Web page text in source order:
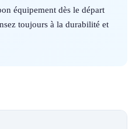
équipement dès le départ
toujours à la durabilité et